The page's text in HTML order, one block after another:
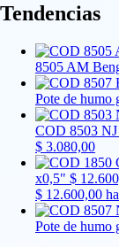
Tendencias
8505 AM
Pote de humo
COD 8503
$ 3.080,00
x0,5" $
$ 12.600,00
Pote de humo